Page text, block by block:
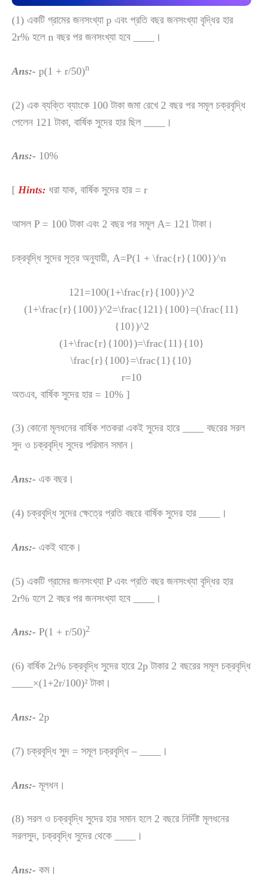
(1) একটি গ্রামের জনসংখ্যা p এবং প্রতি বছর জনসংখ্যা বৃদ্ধির হার
2r% হলে n বছর পর জনসংখ্যা হবে ____।
Ans:- p(1 + r/50)n
(2) এক ব্যক্তি ব্যাংকে 100 টাকা জমা রেখে 2 বছর পর সমূল চক্রবৃদ্ধি
পেলেন 121 টাকা, বার্ষিক সুদের হার ছিল ____।
Ans:- 10%
[ Hints: ধরা যাক, বার্ষিক সুদের হার = r
আসল P = 100 টাকা এবং 2 বছর পর সমূল A= 121 টাকা।
চক্রবৃদ্ধি সুদের সূত্র অনুযায়ী, A=P(1 + \frac{r}{100})^n
121=100(1+\frac{r}{100})^2
(1+\frac{r}{100})^2=\frac{121}{100}=(\frac{11}
{10})^2
(1+\frac{r}{100})=\frac{11}{10}
\frac{r}{100}=\frac{1}{10}
r=10
অতএব, বার্ষিক সুদের হার = 10% ]
(3) কোনো মূলধনের বার্ষিক শতকরা একই সুদের হারে ____ বছরের সরল
সুদ ও চক্রবৃদ্ধি সুদের পরিমান সমান।
Ans:- এক বছর।
(4) চক্রবৃদ্ধি সুদের ক্ষেত্রে প্রতি বছরে বার্ষিক সুদের হার ____।
Ans:- একই থাকে।
(5) একটি গ্রামের জনসংখ্যা P এবং প্রতি বছর জনসংখ্যা বৃদ্ধির হার
2r% হলে 2 বছর পর জনসংখ্যা হবে ____।
Ans:- P(1 + r/50)2
(6) বার্ষিক 2r% চক্রবৃদ্ধি সুদের হারে 2p টাকার 2 বছরের সমূল চক্রবৃদ্ধি
____×(1+2r/100)² টাকা।
Ans:- 2p
(7) চক্রবৃদ্ধি সুদ = সমূল চক্রবৃদ্ধি – ____।
Ans:- মূলধন।
(8) সরল ও চক্রবৃদ্ধি সুদের হার সমান হলে 2 বছরে নির্দিষ্ট মূলধনের
সরলসুদ, চক্রবৃদ্ধি সুদের থেকে ____।
Ans:- কম।